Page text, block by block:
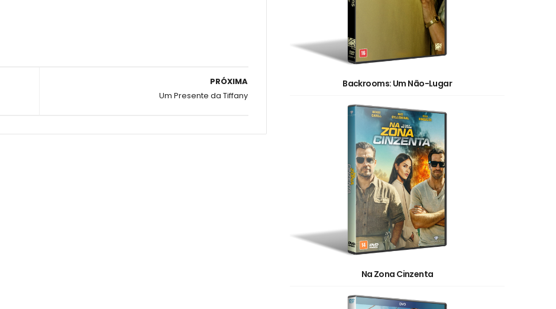
PRÓXIMA
Um Presente da Tiffany
Backrooms: Um Não-Lugar
Na Zona Cinzenta